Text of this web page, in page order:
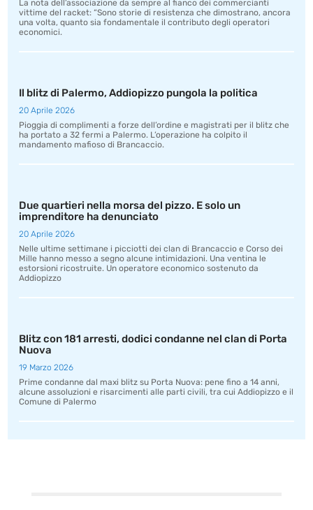
La nota dell’associazione da sempre al fianco dei commercianti
vittime del racket: “Sono storie di resistenza che dimostrano, ancora
una volta, quanto sia fondamentale il contributo degli operatori
economici.
Il blitz di Palermo, Addiopizzo pungola la politica
20 Aprile 2026
Pioggia di complimenti a forze dell’ordine e magistrati per il blitz che
ha portato a 32 fermi a Palermo. L’operazione ha colpito il
mandamento mafioso di Brancaccio.
Due quartieri nella morsa del pizzo. E solo un
imprenditore ha denunciato
20 Aprile 2026
Nelle ultime settimane i picciotti dei clan di Brancaccio e Corso dei
Mille hanno messo a segno alcune intimidazioni. Una ventina le
estorsioni ricostruite. Un operatore economico sostenuto da
Addiopizzo
Blitz con 181 arresti, dodici condanne nel clan di Porta
Nuova
19 Marzo 2026
Prime condanne dal maxi blitz su Porta Nuova: pene fino a 14 anni,
alcune assoluzioni e risarcimenti alle parti civili, tra cui Addiopizzo e il
Comune di Palermo